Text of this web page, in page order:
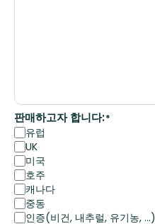
판매하고자 합니다:*
유럽
UK
미국
호주
캐나다
중동
인증(비건, 내추럴, 유기농, ...)